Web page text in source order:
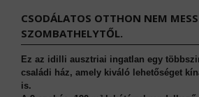
CSODÁLATOS OTTHON NEM
SZOMBATHELYTŐL.
Ez az idilli ausztriai ingatlan egy
családi ház, amely kiváló lehetőséget
is.